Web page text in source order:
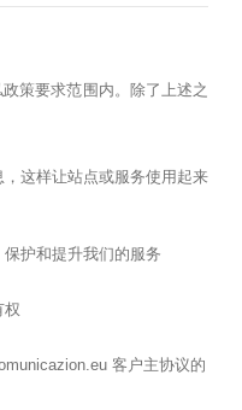
策要求范围内。除了上述之
这样让站点或服务使用起来
护和提升我们的服务
权
客户主协议的